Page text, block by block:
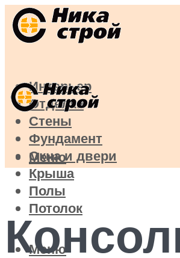
Интерьер
Отделка
Стены
Фундамент
Окна и двери
Крыша
Полы
Потолок
Меню
Меню